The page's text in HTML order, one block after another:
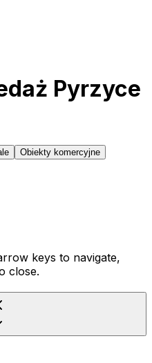
Pyrzyce
Obiekty komercyjne
keys to navigate,
close.